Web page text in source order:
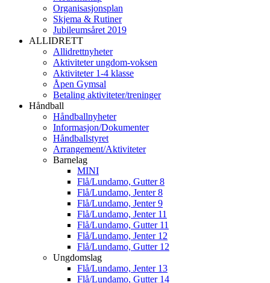
Organisasjonsplan
Skjema & Rutiner
Jubileumsåret 2019
ALLIDRETT
Allidrettnyheter
Aktiviteter ungdom-voksen
Aktiviteter 1-4 klasse
Åpen Gymsal
Betaling aktiviteter/treninger
Håndball
Håndballnyheter
Informasjon/Dokumenter
Håndballstyret
Arrangement/Aktiviteter
Barnelag
MINI
Flå/Lundamo, Gutter 8
Flå/Lundamo, Jenter 8
Flå/Lundamo, Jenter 9
Flå/Lundamo, Jenter 11
Flå/Lundamo, Gutter 11
Flå/Lundamo, Jenter 12
Flå/Lundamo, Gutter 12
Ungdomslag
Flå/Lundamo, Jenter 13
Flå/Lundamo, Gutter 14